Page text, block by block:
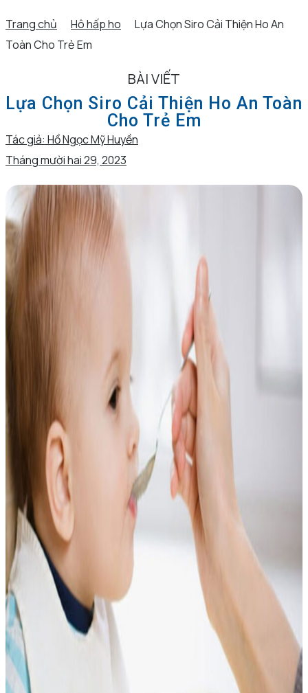
Trang chủ Hô hấp ho
Lựa Chọn Siro Cải Thiện Ho An
Toàn Cho Trẻ Em
BÀI VIẾT
Lựa Chọn Siro Cải Thiện Ho An Toàn
Cho Trẻ Em
Tác giả: Hồ Ngọc Mỹ Huyền
Tháng mười hai 29, 2023